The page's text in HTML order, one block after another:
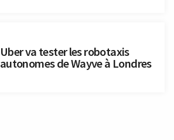
Uber va tester les robotaxis
autonomes de Wayve à Londres